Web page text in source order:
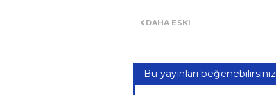
DAHA ESKI
Bu yayınları beğenebilirsiniz